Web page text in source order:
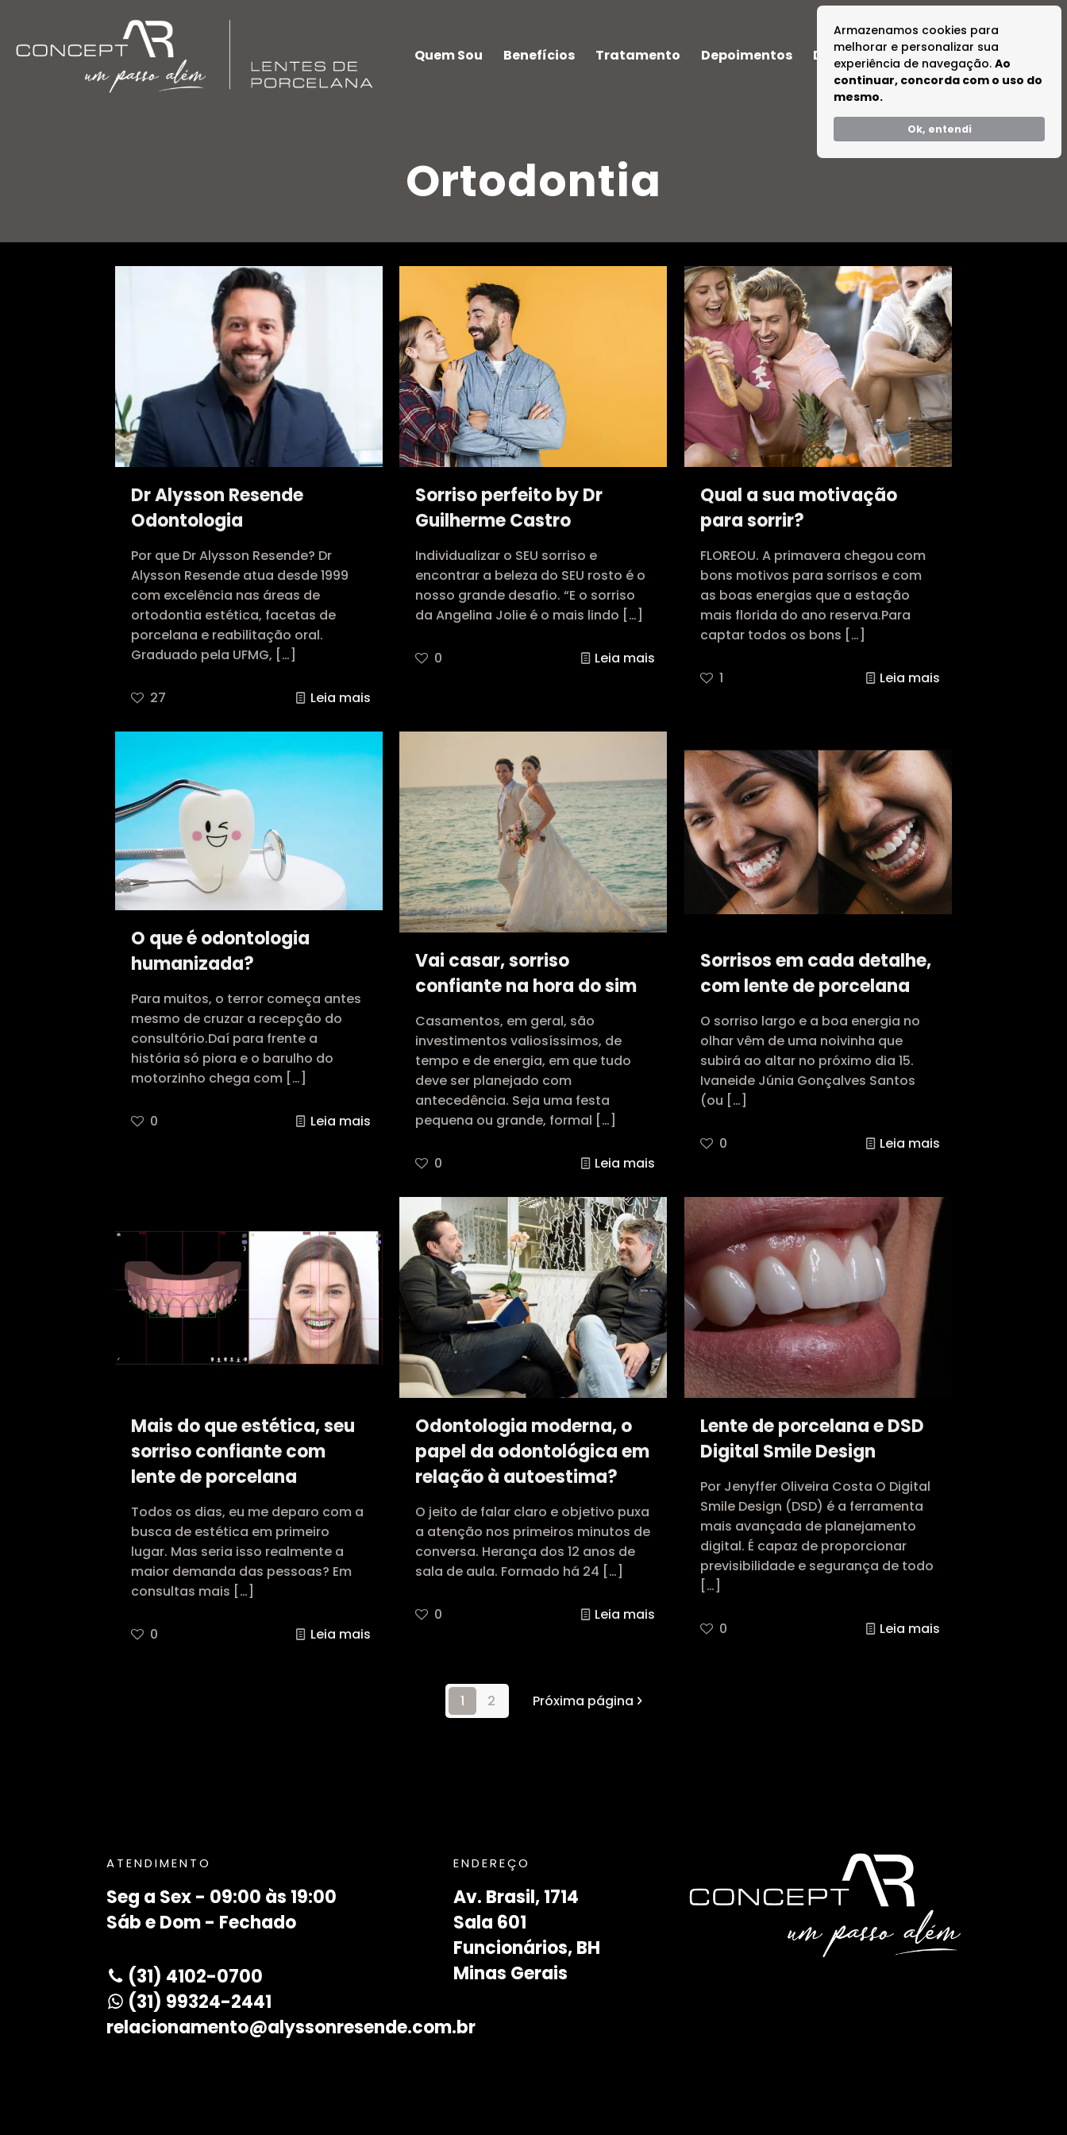
Armazenamos cookies para
melhorar e personalizar sua
experiência de navegação. Ao
continuar, concorda com o uso do
mesmo.
Ok, entendi
Quem Sou Benefícios Tratamento Depoimentos Dúvidas Tire suas Dúvidas
Ortodontia
Dr Alysson Resende
Odontologia
Por que Dr Alysson Resende? Dr
Alysson Resende atua desde 1999
com excelência nas áreas de
ortodontia estética, facetas de
porcelana e reabilitação oral.
Graduado pela UFMG, […]
27 Leia mais
Sorriso perfeito by Dr
Guilherme Castro
Individualizar o SEU sorriso e
encontrar a beleza do SEU rosto é o
nosso grande desafio. “E o sorriso
da Angelina Jolie é o mais lindo […]
0 Leia mais
Qual a sua motivação
para sorrir?
FLOREOU. A primavera chegou com
bons motivos para sorrisos e com
as boas energias que a estação
mais florida do ano reserva.Para
captar todos os bons […]
1 Leia mais
O que é odontologia
humanizada?
Para muitos, o terror começa antes
mesmo de cruzar a recepção do
consultório.Daí para frente a
história só piora e o barulho do
motorzinho chega com[…]
0 Leia mais
Vai casar, sorriso
confiante na hora do sim
Casamentos, em geral, são
investimentos valiosíssimos, de
tempo e de energia, em que tudo
deve ser planejado com
antecedência. Seja uma festa
pequena ou grande, formal […]
0 Leia mais
Sorrisos em cada detalhe,
com lente de porcelana
O sorriso largo e a boa energia no
olhar vêm de uma noivinha que
subirá ao altar no próximo dia 15.
Ivaneide Júnia Gonçalves Santos
(ou […]
0 Leia mais
Mais do que estética, seu
sorriso confiante com
lente de porcelana
Todos os dias, eu me deparo com a
busca de estética em primeiro
lugar. Mas seria isso realmente a
maior demanda das pessoas? Em
consultas mais […]
0 Leia mais
Odontologia moderna, o
papel da odontológica em
relação à autoestima?
O jeito de falar claro e objetivo puxa
a atenção nos primeiros minutos de
conversa. Herança dos 12 anos de
sala de aula. Formado há 24 […]
0 Leia mais
Lente de porcelana e DSD
Digital Smile Design
Por Jenyffer Oliveira Costa O Digital
Smile Design (DSD) é a ferramenta
mais avançada de planejamento
digital. É capaz de proporcionar
previsibilidade e segurança de todo
[…]
0 Leia mais
1 2 Próxima página
ATENDIMENTO
Seg a Sex - 09:00 às 19:00
Sáb e Dom - Fechado
(31) 4102-0700
(31) 99324-2441
relacionamento@alyssonresende.com.br
ENDEREÇO
Av. Brasil, 1714
Sala 601
Funcionários, BH
Minas Gerais